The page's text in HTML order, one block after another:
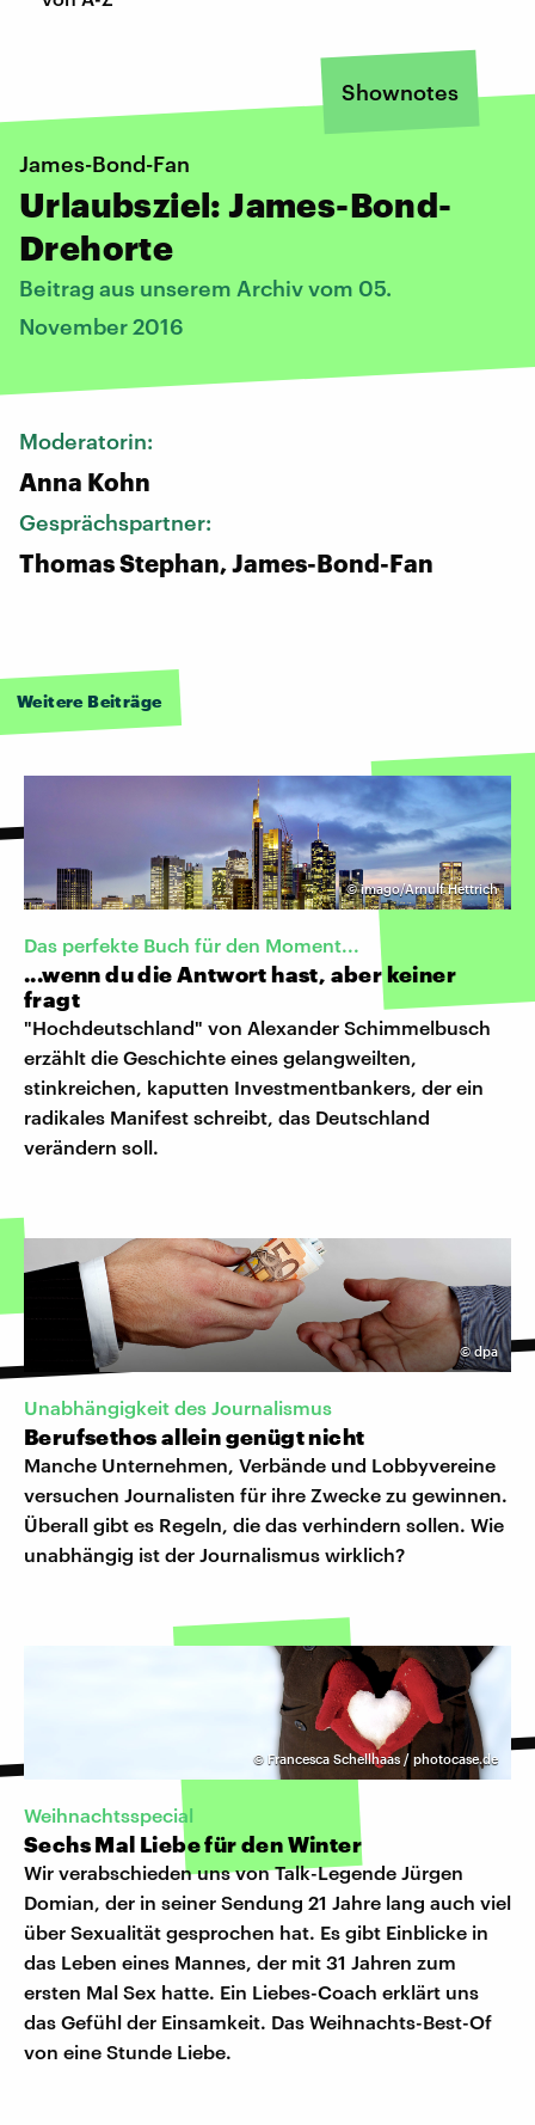
Shownotes
James-Bond-Fan
Urlaubsziel: James-Bond-
Drehorte
Beitrag aus unserem Archiv vom 05.
November 2016
Moderatorin:
Anna Kohn
Gesprächspartner:
Thomas Stephan, James-Bond-Fan
Weitere Beiträge
©imago/Arnulf Hettrich
Das perfekte Buch für den Moment...
...wenn du die Antwort hast, aber keiner
fragt
"Hochdeutschland" von Alexander Schimmelbusch
erzählt die Geschichte eines gelangweilten,
stinkreichen, kaputten Investmentbankers, der ein
radikales Manifest schreibt, das Deutschland
verändern soll.
©dpa
Unabhängigkeit des Journalismus
Berufsethos allein genügt nicht
Manche Unternehmen, Verbände und Lobbyvereine
versuchen Journalisten für ihre Zwecke zu gewinnen.
Überall gibt es Regeln, die das verhindern sollen. Wie
unabhängig ist der Journalismus wirklich?
© Francesca Schellhaas / photocase.de
Weihnachtsspecial
Sechs Mal Liebe für den Winter
Wir verabschieden uns von Talk-Legende Jürgen
Domian, der in seiner Sendung 21 Jahre lang auch viel
über Sexualität gesprochen hat. Es gibt Einblicke in
das Leben eines Mannes, der mit 31 Jahren zum
ersten Mal Sex hatte. Ein Liebes-Coach erklärt uns
das Gefühl der Einsamkeit. Das Weihnachts-Best-Of
von eine Stunde Liebe.